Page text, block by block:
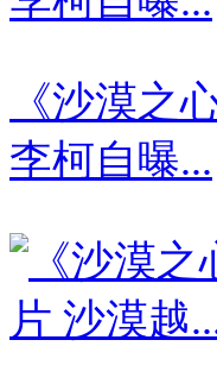
《沙漠之
李柯自曝...